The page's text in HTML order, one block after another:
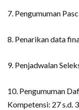
7. Pengumuman
8. Penarikan data
9. Penjadwalan
10. Pengumuman
Kompetensi: 27 s.d.